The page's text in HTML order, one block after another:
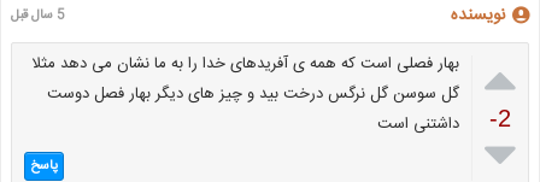
نویسنده 5 سال قبل

-2

بهار فصلی است که همه ی آفریدهای خدا را به ما نشان می دهد مثلا
گل سوسن گل نرگس درخت بید و چیز های دیگر بهار فصل دوست
داشتنی است
پاسخ